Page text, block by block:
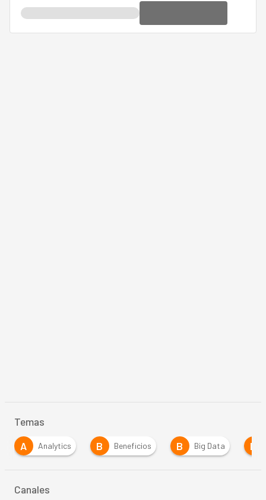
Temas
B
Beneficios B Big Data B
Business Intelligence
Canales